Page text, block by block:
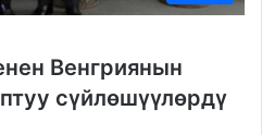
Венгриянын
сүйлөшүүлөрдү